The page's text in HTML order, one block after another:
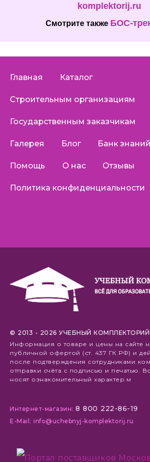
komplektorij.ru
Смотрите также БОС-
Главная Каталог
Строительным организациям
Государственным заказчикам
Галерея Блог Банк знаний
Помощь О нас Отзывы
Политика конфиденциальности
© 2013 - 2026 УЧЕБНЫЙ КОМПЛЕКТОРИЙ
Информация о товаре и цены на сайте
публичной офертой (ст. 437 ГК РФ) и
после подтверждения сотрудниками
отправки счёта с подписью и печатью.
носят ознакомительный характер.м
Интернет-магазин: 8 800 222-86-19
E-Mail: info@uchebnyj-komplektorij.ru